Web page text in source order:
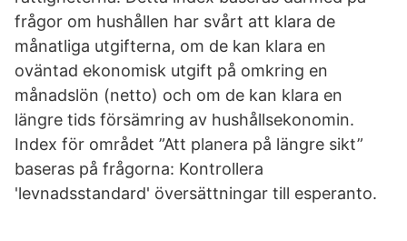
frågor om hushållen har svårt att klara de
månatliga utgifterna, om de kan klara en
oväntad ekonomisk utgift på omkring en
månadslön (netto) och om de kan klara en
längre tids försämring av hushållsekonomin.
Index för området ”Att planera på längre sikt”
baseras på frågorna: Kontrollera
'levnadsstandard' översättningar till esperanto.